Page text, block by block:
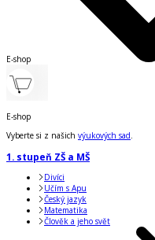
E-shop
E-shop
Vyberte si z našich výukových sad.
1. stupeň ZŠ a MŠ
Divíci
Učím s Apu
Český jazyk
Matematika
Člověk a jeho svět